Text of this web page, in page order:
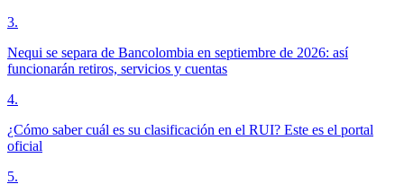
3.
Nequi se separa de Bancolombia en septiembre de 2026: así
funcionarán retiros, servicios y cuentas
4.
¿Cómo saber cuál es su clasificación en el RUI? Este es el portal
oficial
5.